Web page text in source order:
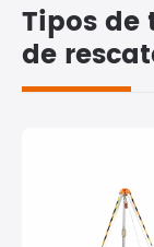
Tipos de
de